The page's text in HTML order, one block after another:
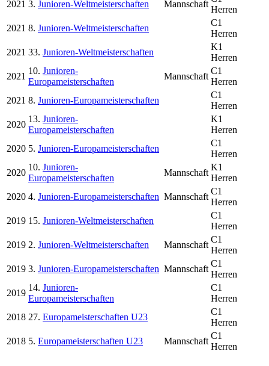
2021 3. Junioren-Weltmeisterschaften Mannschaft
Herren
2021 8. Junioren-Weltmeisterschaften
C1
Herren
2021 33. Junioren-Weltmeisterschaften
K1
Herren
2021
10. Junioren-
Europameisterschaften
Mannschaft
C1
Herren
2021 8. Junioren-Europameisterschaften
C1
Herren
2020
13. Junioren-
Europameisterschaften
K1
Herren
2020 5. Junioren-Europameisterschaften
C1
Herren
2020
10. Junioren-
Europameisterschaften
Mannschaft
K1
Herren
2020 4. Junioren-Europameisterschaften Mannschaft
C1
Herren
2019 15. Junioren-Weltmeisterschaften
C1
Herren
2019 2. Junioren-Weltmeisterschaften Mannschaft
C1
Herren
2019 3. Junioren-Europameisterschaften Mannschaft
C1
Herren
2019
14. Junioren-
Europameisterschaften
C1
Herren
2018 27. Europameisterschaften U23
C1
Herren
2018 5. Europameisterschaften U23 Mannschaft
C1
Herren